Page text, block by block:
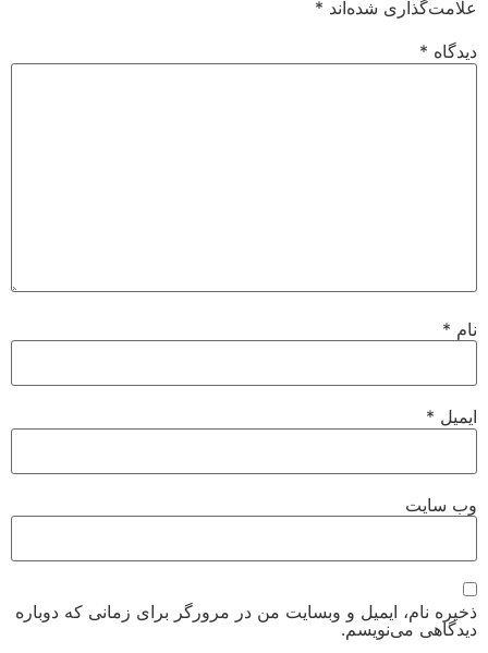
علامت‌گذاری شده‌اند *
دیدگاه *
نام *
ایمیل *
وب‌ سایت
ذخیره نام، ایمیل و وبسایت من در مرورگر برای زمانی که دوباره
دیدگاهی می‌نویسم.